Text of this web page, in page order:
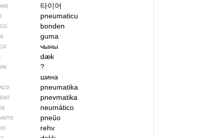
타이어
pneumaticu
bonden
guma
чыны
dæk
?
шина
pneumatika
pnevmatika
neumático
pneŭo
rehv